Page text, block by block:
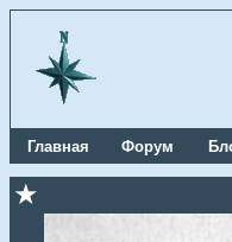
Главная Форум
★